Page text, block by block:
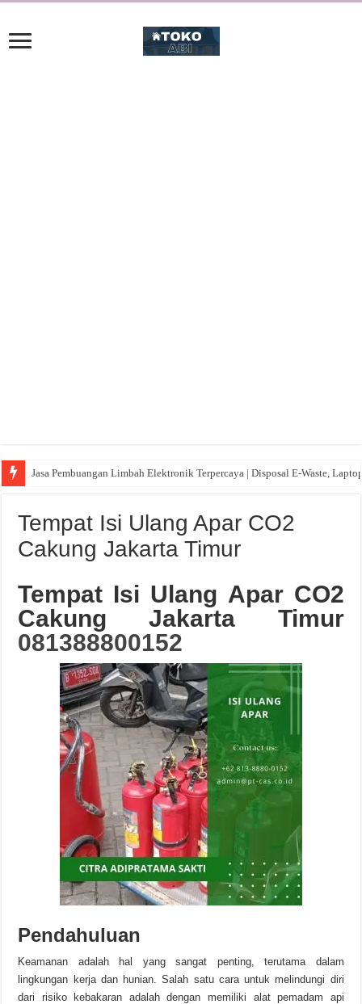
Jasa Pembuangan Limbah Elektronik Terpercaya | Disposal E-Waste,
Tempat Isi Ulang Apar CO2
Cakung Jakarta Timur
Tempat Isi Ulang Apar CO2
Cakung Jakarta Timur
081388800152
Pendahuluan
Keamanan adalah hal yang sangat penting, terutama dalam
lingkungan kerja dan hunian. Salah satu cara untuk melindungi diri
dari risiko kebakaran adalah dengan memiliki alat pemadam api